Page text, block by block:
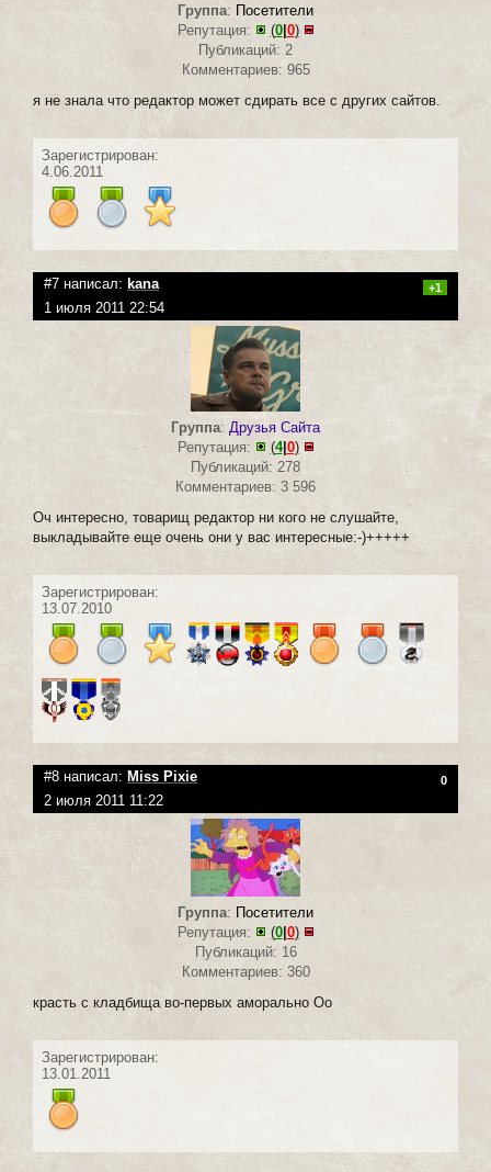
Группа: Посетители
Репутация:
(0|0)
Публикаций: 2
Комментариев: 965
я не знала что редактор может сдирать все с других сайтов.
Зарегистрирован:
4.06.2011
#7 написал: kana +1
1 июля 2011 22:54
Группа: Друзья Сайта
Репутация:
(4| 0)
Публикаций: 278
Комментариев: 3 596
Оч интересно, товарищ редактор ни кого не слушайте,
выкладывайте еще очень они у вас интересные:-)+++++
Зарегистрирован:
13.07.2010
#8 написал: Miss Pixie 0
2 июля 2011 11:22
Группа: Посетители
Репутация:
(0| 0)
Публикаций: 16
Комментариев: 360
красть с кладбища во-первых аморально Оо
Зарегистрирован:
13.01.2011